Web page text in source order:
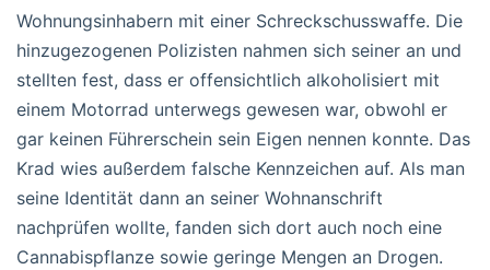
Wohnungsinhabern mit einer Schreckschusswaffe. Die
hinzugezogenen Polizisten nahmen sich seiner an und
stellten fest, dass er offensichtlich alkoholisiert mit
einem Motorrad unterwegs gewesen war, obwohl er
gar keinen Führerschein sein Eigen nennen konnte. Das
Krad wies außerdem falsche Kennzeichen auf. Als man
seine Identität dann an seiner Wohnanschrift
nachprüfen wollte, fanden sich dort auch noch eine
Cannabispflanze sowie geringe Mengen an Drogen.